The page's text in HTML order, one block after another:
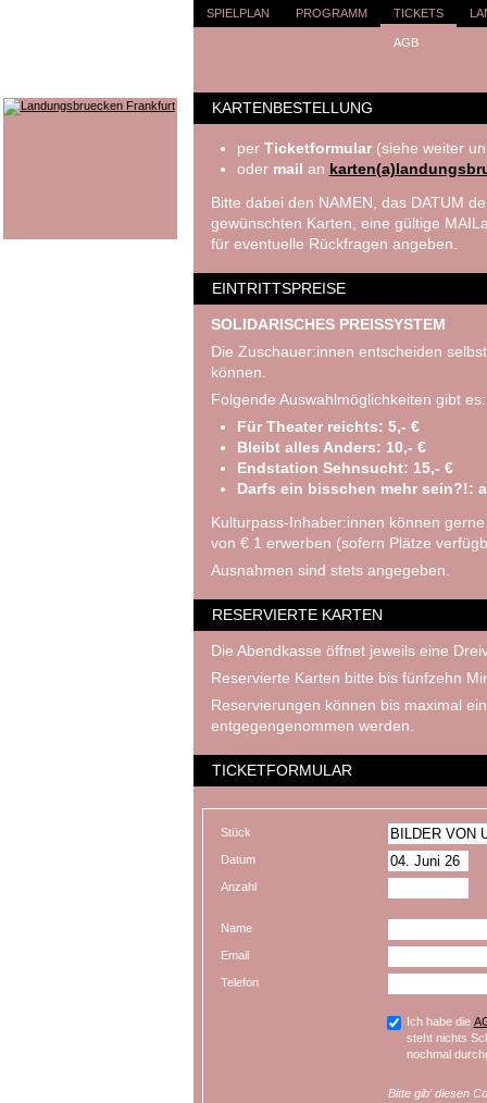
SPIELPLAN PROGRAMM TICKETS
AGB
KARTENBESTELLUNG
per Ticketformular(siehe weiter
oder mail an
Bitte dabei den NAMEN, das DATUM
gewünschten Karten, eine gültige
für eventuelle Rückfragen angeben.
EINTRITTSPREISE
SOLIDARISCHES PREISSYSTEM
Die Zuschauer:innen entscheiden
können.
Folgende Auswahlmöglichkeiten gibt es:
Für Theater reichts: 5,- €
Bleibt alles Anders: 10,- €
Endstation Sehnsucht: 15,- €
Darfs ein bisschen mehr sein?!:
Kulturpass-Inhaber:innen können
von € 1 erwerben (sofern Plätze
Ausnahmen sind stets angegeben.
RESERVIERTE KARTEN
Die Abendkasse öffnet jeweils eine
Reservierte Karten bitte bis fünfzehn
Reservierungen können bis maximal
entgegengenommen werden.
TICKETFORMULAR
Stück
Datum
Anzahl
Name
Email
Telefon
Ich habe die
steht nichts
nochmal
Bitte gib’ diesen